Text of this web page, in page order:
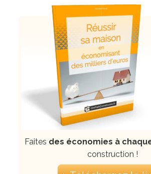
Faites des économies à
construction !